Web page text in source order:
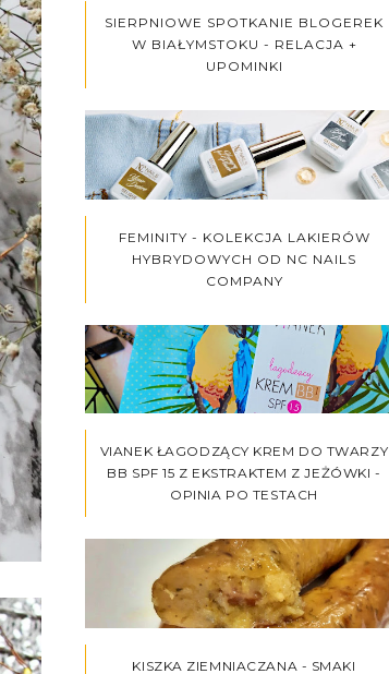
SIERPNIOWE SPOTKANIE BLOGEREK
W BIAŁYMSTOKU - RELACJA +
UPOMINKI
FEMINITY - KOLEKCJA LAKIERÓW
HYBRYDOWYCH OD NC NAILS
COMPANY
VIANEK ŁAGODZĄCY KREM DO TWARZY
BB SPF 15 Z EKSTRAKTEM Z JEŻÓWKI -
OPINIA PO TESTACH
KISZKA ZIEMNIACZANA - SMAKI